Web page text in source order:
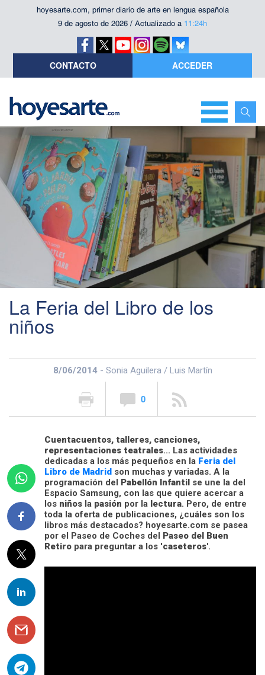
hoyesarte.com, primer diario de arte en lengua española
9 de agosto de 2026 / Actualizado a 11:24h
CONTACTO ACCEDER
La Feria del Libro de los
niños
8/06/2014- Sonia Aguilera / Luis Martín
0
Cuentacuentos, talleres, canciones,
representaciones teatrales... Las actividades
dedicadas a los más pequeños en la Feria del
Libro de Madrid son muchas y variadas. A la
programación del Pabellón Infantil se une la del
Espacio Samsung, con las que quiere acercar a
los niños la pasión por la lectura. Pero, de entre
toda la oferta de publicaciones, ¿cuáles son los
libros más destacados? hoyesarte.com se pasea
por el Paseo de Coches del Paseo del Buen
Retiro para preguntar a los 'caseteros'.